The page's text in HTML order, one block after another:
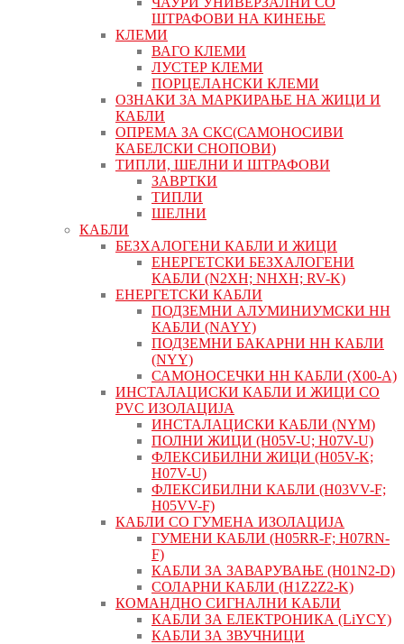
ШТРАФОВИ НА КИНЕЊЕ
КЛЕМИ
ВАГО КЛЕМИ
ЛУСТЕР КЛЕМИ
ПОРЦЕЛАНСКИ КЛЕМИ
ОЗНАКИ ЗА МАРКИРАЊЕ НА ЖИЦИ И
КАБЛИ
ОПРЕМА ЗА СКС(САМОНОСИВИ
КАБЕЛСКИ СНОПОВИ)
ТИПЛИ, ШЕЛНИ И ШТРАФОВИ
ЗАВРТКИ
ТИПЛИ
ШЕЛНИ
КАБЛИ
БЕЗХАЛОГЕНИ КАБЛИ И ЖИЦИ
ЕНЕРГЕТСКИ БЕЗХАЛОГЕНИ
КАБЛИ (N2XH; NHXH; RV-K)
ЕНЕРГЕТСКИ КАБЛИ
ПОДЗЕМНИ АЛУМИНИУМСКИ НН
КАБЛИ (NAYY)
ПОДЗЕМНИ БАКАРНИ НН КАБЛИ
(NYY)
САМОНОСЕЧКИ НН КАБЛИ (X00-A)
ИНСТАЛАЦИСКИ КАБЛИ И ЖИЦИ СО
PVC ИЗОЛАЦИЈА
ИНСТАЛАЦИСКИ КАБЛИ (NYM)
ПОЛНИ ЖИЦИ (H05V-U; H07V-U)
ФЛЕКСИБИЛНИ ЖИЦИ (H05V-K;
H07V-U)
ФЛЕКСИБИЛНИ КАБЛИ (H03VV-F;
H05VV-F)
КАБЛИ СО ГУМЕНА ИЗОЛАЦИЈА
ГУМЕНИ КАБЛИ (H05RR-F; H07RN-
F)
КАБЛИ ЗА ЗАВАРУВАЊЕ (H01N2-D)
СОЛАРНИ КАБЛИ (H1Z2Z2-K)
КОМАНДНО СИГНАЛНИ КАБЛИ
КАБЛИ ЗА ЕЛЕКТРОНИКА (LiYCY)
КАБЛИ ЗА ЗВУЧНИЦИ